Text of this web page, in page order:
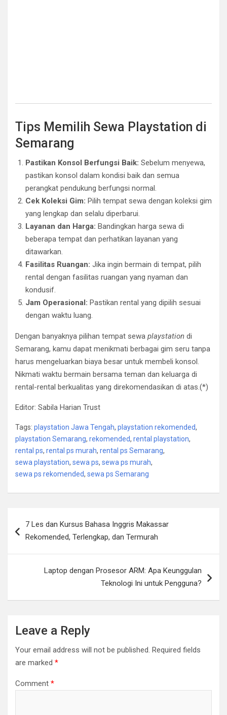
Tips Memilih Sewa Playstation di
Semarang
Pastikan Konsol Berfungsi Baik: Sebelum menyewa,
pastikan konsol dalam kondisi baik dan semua
perangkat pendukung berfungsi normal.
Cek Koleksi Gim: Pilih tempat sewa dengan koleksi gim
yang lengkap dan selalu diperbarui.
Layanan dan Harga: Bandingkan harga sewa di
beberapa tempat dan perhatikan layanan yang
ditawarkan.
Fasilitas Ruangan: Jika ingin bermain di tempat, pilih
rental dengan fasilitas ruangan yang nyaman dan
kondusif.
Jam Operasional: Pastikan rental yang dipilih sesuai
dengan waktu luang.
Dengan banyaknya pilihan tempat sewa playstation di
Semarang, kamu dapat menikmati berbagai gim seru tanpa
harus mengeluarkan biaya besar untuk membeli konsol.
Nikmati waktu bermain bersama teman dan keluarga di
rental-rental berkualitas yang direkomendasikan di atas.(*)
Editor: Sabila Harian Trust
Tags: playstation Jawa Tengah, playstation rekomended,
playstation Semarang, rekomended, rental playstation,
rental ps, rental ps murah, rental ps Semarang,
sewa playstation, sewa ps, sewa ps murah,
sewa ps rekomended, sewa ps Semarang
navigation
7 Les dan Kursus Bahasa Inggris Makassar
Rekomended, Terlengkap, dan Termurah
Laptop dengan Prosesor ARM: Apa Keunggulan
Teknologi Ini untuk Pengguna?
Leave a Reply
Your email address will not be published. Required fields
are marked *
Comment *